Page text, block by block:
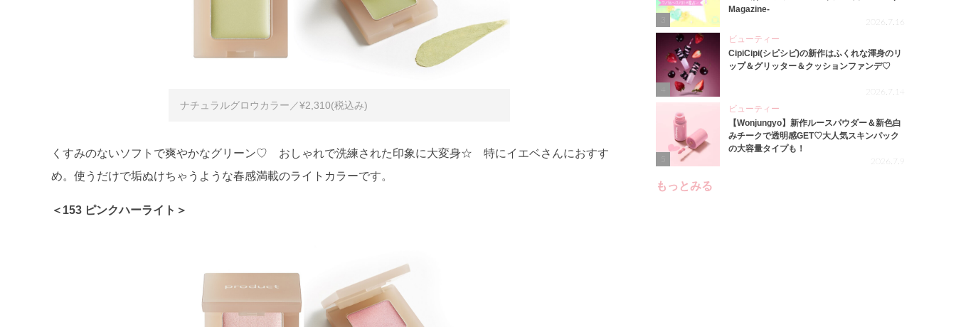
ナチュラルグロウカラー／¥2,310(税込み)
くすみのないソフトで爽やかなグリーン♡ おしゃれで洗練された印象に大変身☆ 特にイエベさんにおすす
め。使うだけで垢ぬけちゃうような春感満載のライトカラーです。
＜153 ピンクハーライト＞
3
Magazine-
2026.7.16
4
ビューティー
CipiCipi(シピシピ)の新作はふくれな渾身のリ
ップ＆グリッター＆クッションファンデ♡
2026.7.14
ビューティー
【Wonjungyo】新作ルースパウダー＆新色白
みチークで透明感GET♡大人気スキンパック
の大容量タイプも！
2026.7.9
もっとみる